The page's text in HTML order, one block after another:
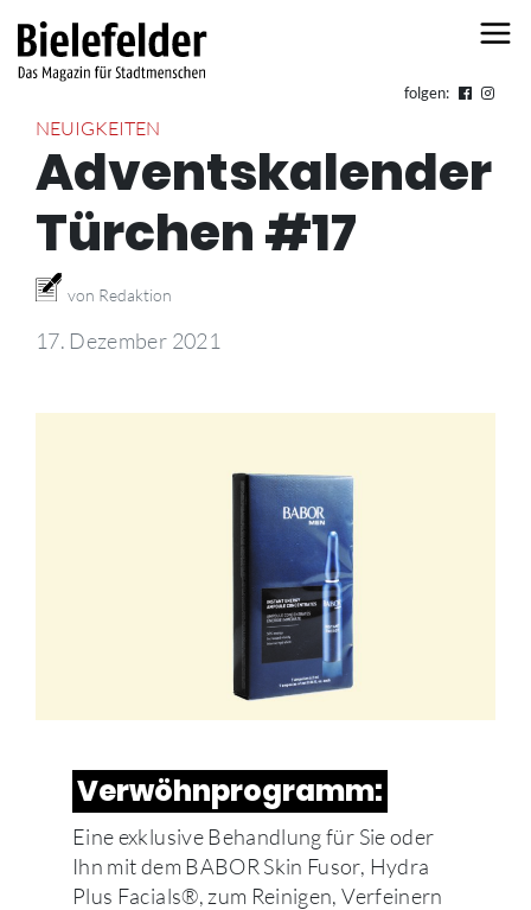
folgen:
NEUIGKEITEN
Adventskalender
Türchen #17
von Redaktion
17. Dezember 2021
Verwöhnprogramm:
Eine exklusive Behandlung für Sie oder
Ihn mit dem BABOR Skin Fusor, Hydra
Plus Facials®, zum Reinigen, Verfeinern